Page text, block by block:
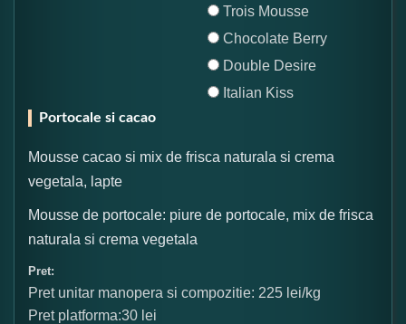
Trois Mousse
Chocolate Berry
Double Desire
Italian Kiss
Portocale si cacao
Mousse cacao si mix de frisca naturala si crema
vegetala, lapte
Mousse de portocale: piure de portocale, mix de frisca
naturala si crema vegetala
Pret:
Pret unitar manopera si compozitie: 225 lei/kg
Pret platforma:30 lei